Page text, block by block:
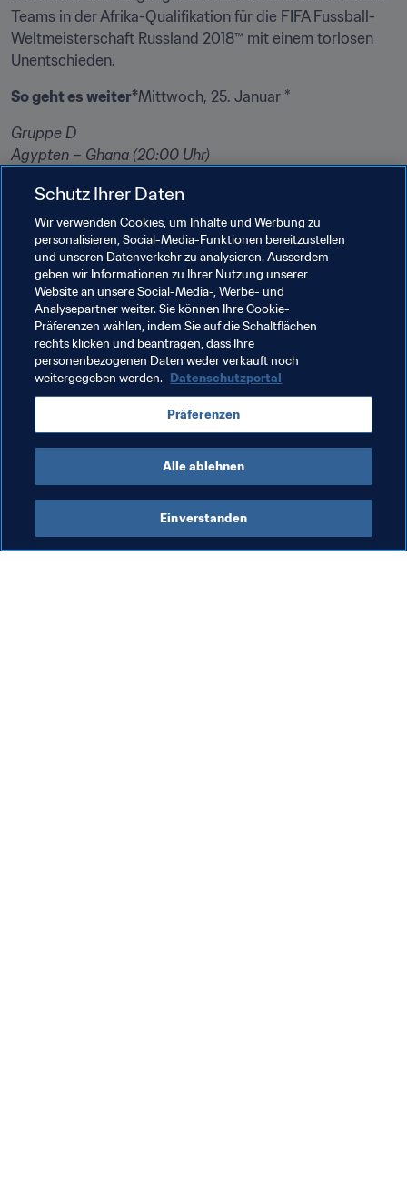
Teams in der Afrika-Qualifikation für die FIFA Fussball-
Weltmeisterschaft Russland 2018™ mit einem torlosen
Unentschieden.
So geht es weiter*Mittwoch, 25. Januar *
Gruppe D
Ägypten – Ghana (20:00 Uhr)
(Alle Zeitangaben in Ortszeit)
Der Gewinner des CAF Afrikanischen Nationen-Pokals
vertritt den Kontinent beim FIFA Konföderationen-Pokal
Russland 2017.
Verwandte Themen
Congo DR Côte d'Ivoire Morocco Togo
CAF
Schutz Ihrer Daten
Wir verwenden Cookies, um Inhalte und Werbung zu
personalisieren, Social-Media-Funktionen bereitzustellen
und unseren Datenverkehr zu analysieren. Ausserdem
geben wir Informationen zu Ihrer Nutzung unserer
Website an unsere Social-Media-, Werbe- und
Analysepartner weiter. Sie können Ihre Cookie-
Präferenzen wählen, indem Sie auf die Schaltflächen
rechts klicken und beantragen, dass Ihre
personenbezogenen Daten weder verkauft noch
weitergegeben werden. Datenschutzportal
Präferenzen
Alle ablehnen
Einverstanden